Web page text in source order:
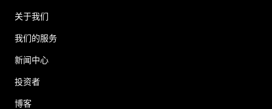
关于我们
我们的服务
新闻中心
投资者
博客